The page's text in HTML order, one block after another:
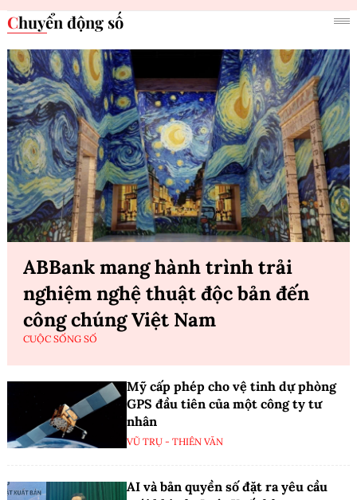
Chuyển động số
ABBank mang hành trình trải
nghiệm nghệ thuật độc bản đến
công chúng Việt Nam
CUỘC SỐNG SỐ
Mỹ cấp phép cho vệ tinh dự phòng
GPS đầu tiên của một công ty tư
nhân
VŨ TRỤ - THIÊN VĂN
AI và bản quyền số đặt ra yêu cầu